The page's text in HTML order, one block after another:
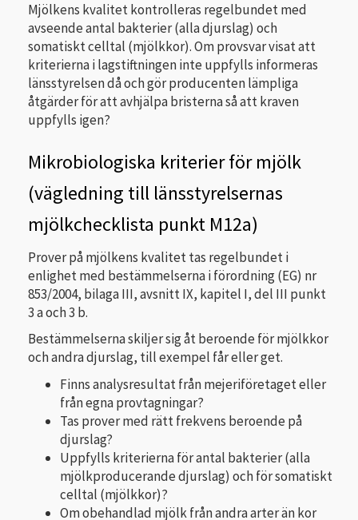
Mjölkens kvalitet kontrolleras regelbundet med
avseende antal bakterier (alla djurslag) och
somatiskt celltal (mjölkkor). Om provsvar visat att
kriterierna i lagstiftningen inte uppfylls informeras
länsstyrelsen då och gör producenten lämpliga
åtgärder för att avhjälpa bristerna så att kraven
uppfylls igen?
Mikrobiologiska kriterier för mjölk
(vägledning till länsstyrelsernas
mjölkchecklista punkt M12a)
Prover på mjölkens kvalitet tas regelbundet i
enlighet med bestämmelserna i förordning (EG) nr
853/2004, bilaga III, avsnitt IX, kapitel I, del III punkt
3 a och 3 b.
Bestämmelserna skiljer sig åt beroende för mjölkkor
och andra djurslag, till exempel får eller get.
Finns analysresultat från mejeriföretaget eller
från egna provtagningar?
Tas prover med rätt frekvens beroende på
djurslag?
Uppfylls kriterierna för antal bakterier (alla
mjölkproducerande djurslag) och för somatiskt
celltal (mjölkkor)?
Om obehandlad mjölk från andra arter än kor